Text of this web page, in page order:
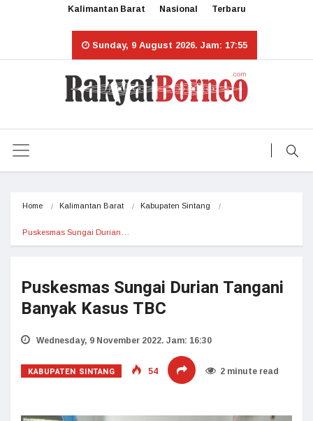
Kalimantan Barat Nasional Terbaru
Sunday, 9 August 2026. Jam: 17:55
Home Kalimantan Barat Kabupaten Sintang
Puskesmas Sungai Durian…
Puskesmas Sungai Durian Tangani
Banyak Kasus TBC
Wednesday, 9 November 2022. Jam: 16:30
KABUPATEN SINTANG 54 2 minute read